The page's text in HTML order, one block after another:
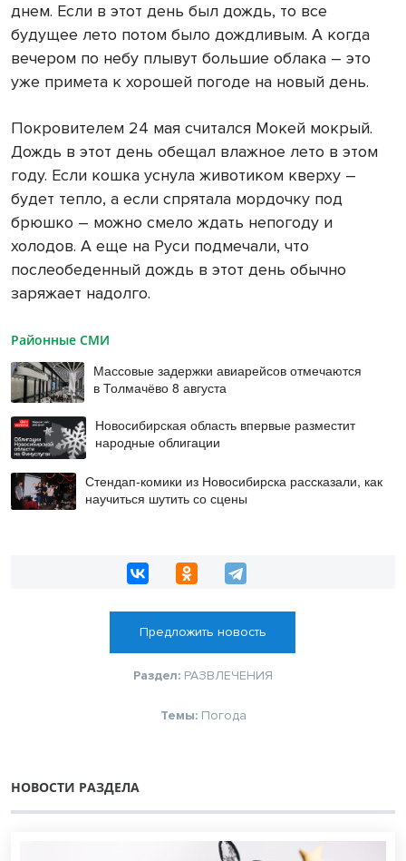
днем. Если в этот день был дождь, то все
будущее лето потом было дождливым. А когда
вечером по небу плывут большие облака – это
уже примета к хорошей погоде на новый день.
Покровителем 24 мая считался Мокей мокрый.
Дождь в этот день обещал влажное лето в этом
году. Если кошка уснула животиком кверху –
будет тепло, а если спрятала мордочку под
брюшко – можно смело ждать непогоду и
холодов. А еще на Руси подмечали, что
послеобеденный дождь в этот день обычно
заряжает надолго.
Районные СМИ
Массовые задержки авиарейсов отмечаются
в Толмачёво 8 августа
Новосибирская область впервые разместит
народные облигации
Стендап-комики из Новосибирска рассказали, как
научиться шутить со сцены
Предложить новость
Раздел: РАЗВЛЕЧЕНИЯ
Темы: Погода
НОВОСТИ РАЗДЕЛА